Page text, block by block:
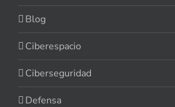
Blog
Ciberespacio
Ciberseguridad
Defensa